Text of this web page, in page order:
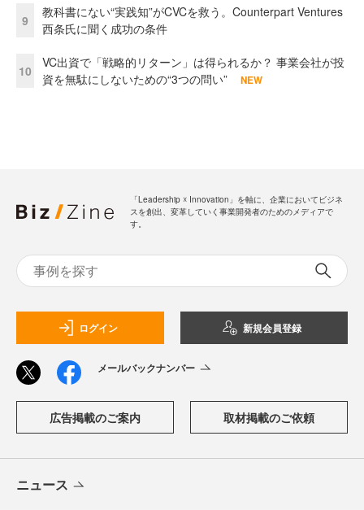
9
教科書にない“実践知”がCVCを救う。Counterpart Ventures
西条氏に聞く成功の条件
10
VC出資で「戦略的リターン」は得られるか？ 事業会社が投
資を無駄にしないための“3つの問い”
NEW
「Leadership ☓ Innovation」を軸に、企業においてビジネ
スを創出、変革していく事業開発者のためのメディアで
す。
ログイン 新規会員登録
メールバックナンバー
広告掲載のご案内 取材掲載のご依頼
ニュース